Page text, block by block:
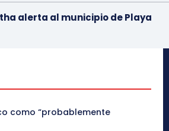
alerta al municipio de Playa
como “probablemente